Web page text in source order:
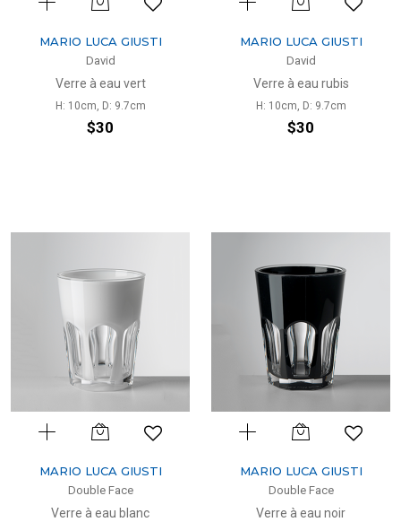
MARIO LUCA GIUSTI
David
Verre à eau vert
H: 10cm, D: 9.7cm
$30
MARIO LUCA GIUSTI
David
Verre à eau rubis
H: 10cm, D: 9.7cm
$30
MARIO LUCA GIUSTI
Double Face
Verre à eau blanc
MARIO LUCA GIUSTI
Double Face
Verre à eau noir